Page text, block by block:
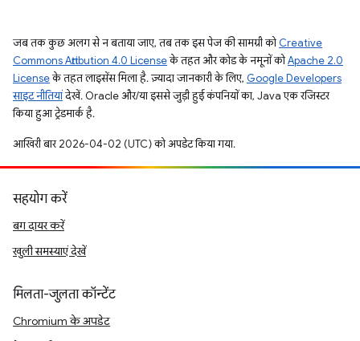
जब तक कुछ अलग से न बताया जाए, तब तक इस पेज की सामग्री कोCreative
Commons Attribution 4.0 Licenseके तहत और कोड के नमूनों कोApache 2.0
Licenseके तहत लाइसेंस मिला है. ज़्यादा जानकारी के लिए, Google Developers
साइट नीतियांदेखें. Oracle और/या इससे जुड़ी हुई कंपनियों का, Java एक रजिस्टर
किया हुआ ट्रेडमार्क है.
आखिरी बार 2026-04-02 (UTC) को अपडेट किया गया.
सहयोग करें
बग दायर करें
खुली समस्याएं देखें
मिलता-जुलता कॉन्टेंट
Chromium के अपडेट